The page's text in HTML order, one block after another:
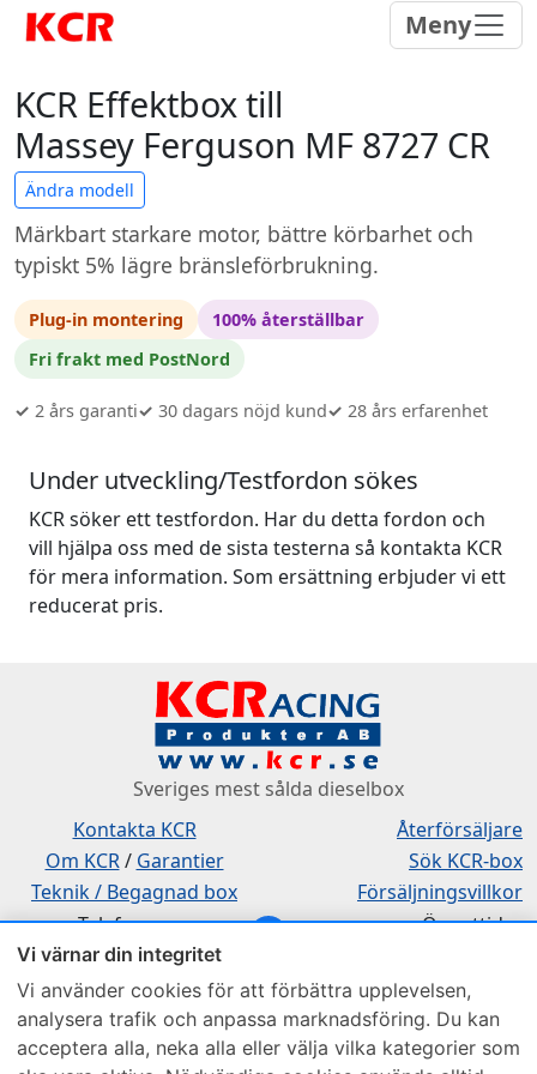
Vi värnar din integritet
Vi använder cookies för att förbättra upplevelsen,
analysera trafik och anpassa marknadsföring. Du kan
acceptera alla, neka alla eller välja vilka kategorier som
Meny
KCR Effektbox till
Massey Ferguson MF 8727 CR
Ändra modell
Märkbart starkare motor, bättre körbarhet och
typiskt 5% lägre bränsleförbrukning.
Plug-in montering
100% återställbar
Fri frakt med PostNord
✓ 2 års garanti✓ 30 dagars nöjd kund✓ 28 års erfarenhet
Under utveckling/Testfordon sökes
KCR söker ett testfordon. Har du detta fordon och
vill hjälpa oss med de sista testerna så kontakta KCR
för mera information. Som ersättning erbjuder vi ett
reducerat pris.
Sveriges mest sålda dieselbox
Kontakta KCR
Om KCR/ Garantier
Teknik / Begagnad box
Återförsäljare
Sök KCR-box
Försäljningsvillkor
Telefon
0515-801 50
Öppettider
Fredag 8:00-11:30